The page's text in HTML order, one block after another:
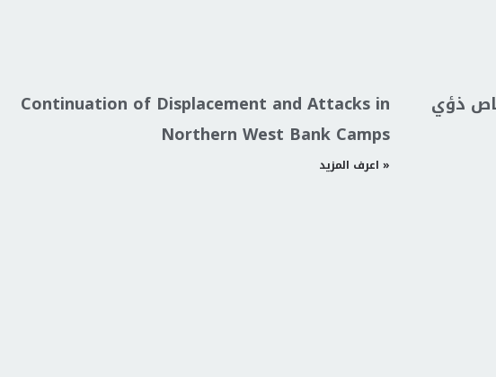
Continuation of Displacement and Attacks in
Northern West Bank Camps
اعرف المزيد »
ذؤي